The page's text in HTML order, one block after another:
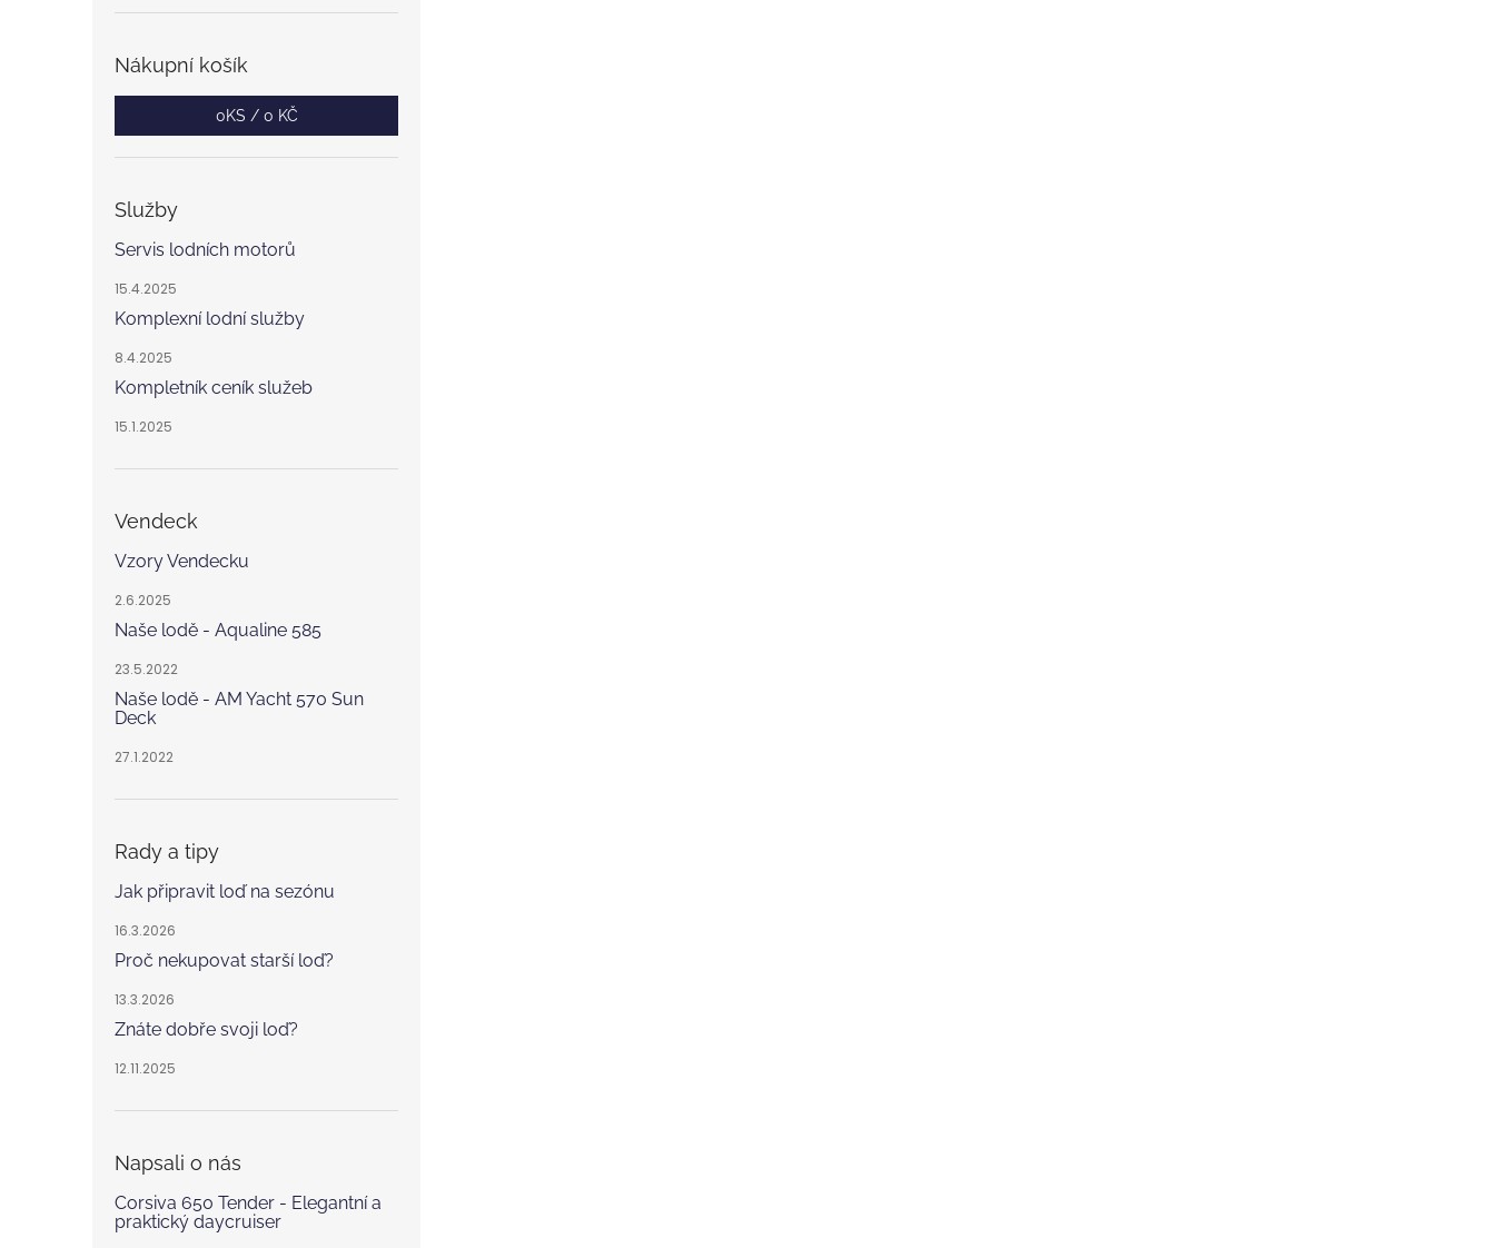
Nákupní košík
0KS / 0 KČ
Služby
Servis lodních motorů
15.4.2025
Komplexní lodní služby
8.4.2025
Kompletník ceník služeb
15.1.2025
Vendeck
Vzory Vendecku
2.6.2025
Naše lodě - Aqualine 585
23.5.2022
Naše lodě - AM Yacht 570 Sun
Deck
27.1.2022
Rady a tipy
Jak připravit loď na sezónu
16.3.2026
Proč nekupovat starší loď?
13.3.2026
Znáte dobře svoji loď?
12.11.2025
Napsali o nás
Corsiva 650 Tender - Elegantní a
praktický daycruiser